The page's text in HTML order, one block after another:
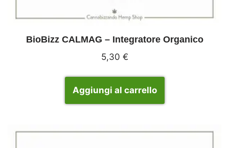
BioBizz CALMAG – Integratore Organico
5,30 €
Aggiungi al carrello